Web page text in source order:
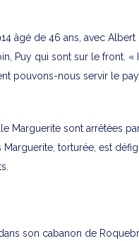
âgé de 46 ans, avec Albert
Puy qui sont sur le front. «
pouvons-nous servir le
Marguerite sont arrêtées
torturée, est
son cabanon de